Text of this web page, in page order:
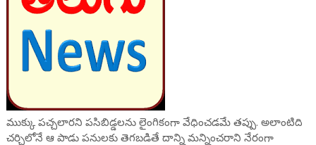
ముక్కు పచ్చలారని పసిబిడ్డలను లైంగికంగా వేధించడమే తప్పు. అలాంటిది
చర్చిలోనే ఆ పాడు పనులకు తెగబడితే దాన్ని మన్నించరాని నేరంగా